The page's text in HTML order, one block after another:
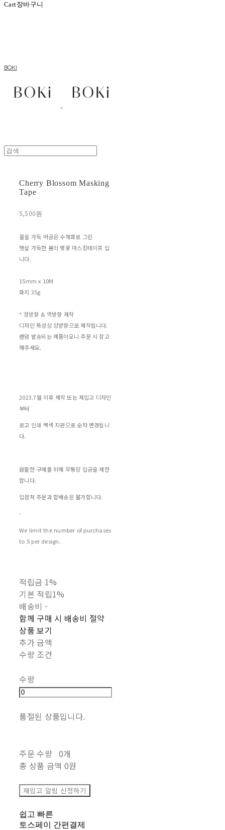
Cart장바구니
BOKI
Cherry Blossom Masking
Tape
5,500원
물을 가득 머금은 수채화로 그린
햇살 가득한 봄의 벚꽃 마스킹테이프 입
니다.
15mm x 10M
화지 35g
* 정방향 & 역방향 제작
디자인 특성상 양뱡향으로 제작됩니다.
랜덤 발송되는 제품이오니 주문 시 참고
해주세요.
2023.7월 이후 제작 또는 재입고 디자인
부터
로고 인쇄 백색 지관으로 순차 변경됩니
다.
원활한 구매를 위해 무통장 입금을 제한
합니다.
입점처 주문과 합배송은 불가합니다.
-
We limit the number of purchases
to 5 per design.
적립금 1%
기본 적립1%
배송비 -
함께 구매 시 배송비 절약
상품 보기
추가 금액
수량 조건
수량
품절된 상품입니다.
주문 수량 0개
총 상품 금액 0원
재입고 알림 신청하기
쉽고 빠른
토스페이 간편결제